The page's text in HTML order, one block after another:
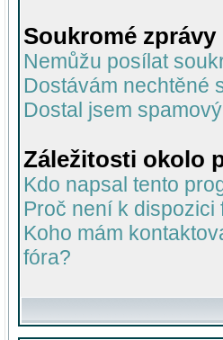
Soukromé zprávy
Nemůžu posílat
Dostávám nechtěné
Dostal jsem
Záležitosti okolo
Kdo napsal tento
Proč není k dispozici
Koho mám
fóra?